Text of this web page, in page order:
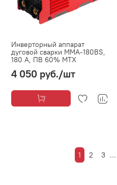
Инверторный аппарат
дуговой сварки MMA-180BS,
180 А, ПВ 60% MTX
4 050 руб./шт
1 2 3 …